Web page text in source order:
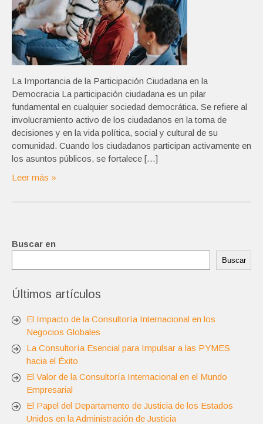
La Importancia de la Participación Ciudadana en la
Democracia La participación ciudadana es un pilar
fundamental en cualquier sociedad democrática. Se refiere al
involucramiento activo de los ciudadanos en la toma de
decisiones y en la vida política, social y cultural de su
comunidad. Cuando los ciudadanos participan activamente en
los asuntos públicos, se fortalece […]
Leer más »
Buscar en
Buscar
Últimos artículos
El Impacto de la Consultoría Internacional en los
Negocios Globales
La Consultoría Esencial para Impulsar a las PYMES
hacia el Éxito
El Valor de la Consultoría Internacional en el Mundo
Empresarial
El Papel del Departamento de Justicia de los Estados
Unidos en la Administración de Justicia